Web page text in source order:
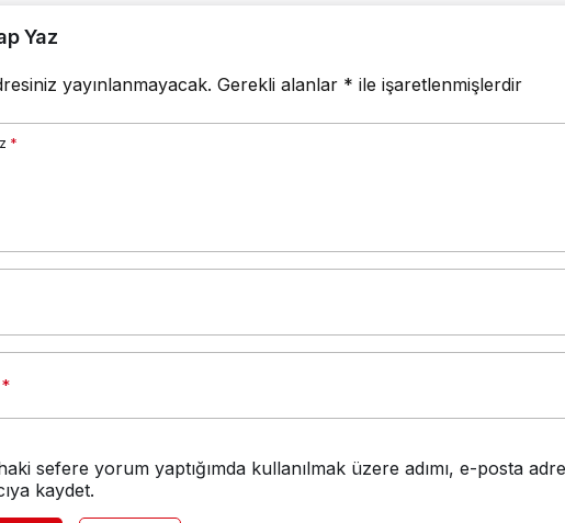
Yaz
yayınlanmayacak. Gerekli alanlar * ile işaretlenmişlerdir
*
*
sefere yorum yaptığımda kullanılmak üzere adımı, e-posta
kaydet.